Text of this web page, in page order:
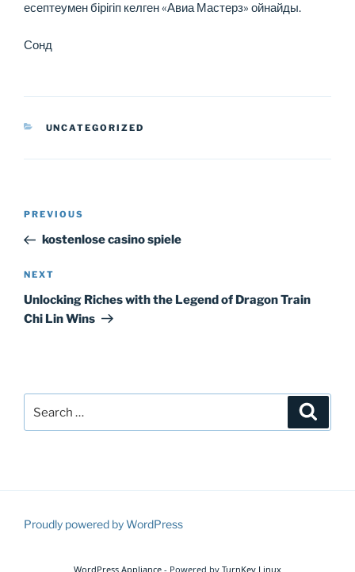
есептеумен бірігіп келген «Авиа Мастерз» ойнайды.
Сонд
CATEGORIES
UNCATEGORIZED
Post
Previous
Post
PREVIOUS
kostenlose casino spiele
Next
Post
NEXT
Unlocking Riches with the Legend of Dragon Train
Chi Lin Wins
for:
Proudly powered by WordPress
WordPress Appliance - Powered by TurnKey Linux